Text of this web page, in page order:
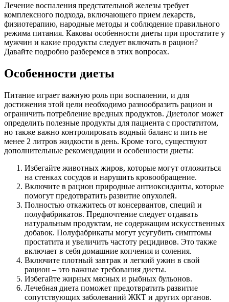
Лечение воспаления предстательной железы требует
комплексного подхода, включающего прием лекарств,
физиотерапию, народные методы и соблюдение правильного
режима питания. Каковы особенности диеты при простатите у
мужчин и какие продукты следует включать в рацион?
Давайте подробно разберемся в этих вопросах.
Особенности диеты
Питание играет важную роль при воспалении, и для
достижения этой цели необходимо разнообразить рацион и
ограничить потребление вредных продуктов. Диетолог может
определить полезные продукты для пациента с простатитом,
но также важно контролировать водный баланс и пить не
менее 2 литров жидкости в день. Кроме того, существуют
дополнительные рекомендации и особенности диеты:
Избегайте животных жиров, которые могут отложиться
на стенках сосудов и нарушить кровообращение.
Включите в рацион природные антиоксиданты, которые
помогут предотвратить развитие опухолей.
Полностью откажитесь от консервантов, специй и
полуфабрикатов. Предпочтение следует отдавать
натуральным продуктам, не содержащим искусственных
добавок. Полуфабрикаты могут усугубить симптомы
простатита и увеличить частоту рецидивов. Это также
включает в себя домашние копчения и соления.
Включите плотный завтрак и легкий ужин в свой
рацион – это важные требования диеты.
Избегайте жирных мясных и рыбных бульонов.
Лечебная диета поможет предотвратить развитие
сопутствующих заболеваний ЖКТ и других органов.